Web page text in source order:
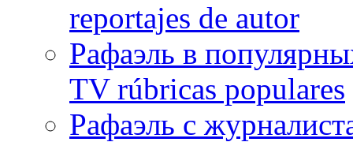
reportajes de autor
Рафаэль в
TV rúbricas populares
Рафаэль с